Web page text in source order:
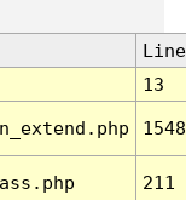
Line
13
1548
211